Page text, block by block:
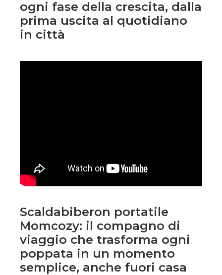
ogni fase della crescita, dalla
prima uscita al quotidiano
in città
Scaldabiberon portatile
Momcozy: il compagno di
viaggio che trasforma ogni
poppata in un momento
semplice, anche fuori casa